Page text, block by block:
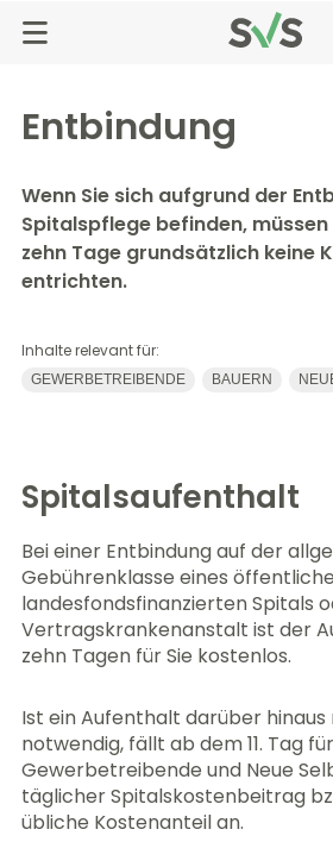
Seiteninhalt
springen
Navigation
springen
Startseite
Entbindung
Entbindung
Wenn Sie sich aufgrund der
Spitalspflege befinden,
zehn Tage grundsätzlich keine
entrichten.
Inhalte relevant für:
GEWERBETREIBENDE BAUERN
Spitalsaufenthalt
Bei einer Entbindung auf der
Gebührenklasse eines
landesfondsfinanzierten Spitals
Vertragskrankenanstalt ist der
zehn Tagen für Sie kostenlos.
Ist ein Aufenthalt darüber hinaus
notwendig, fällt ab dem 11. Tag für
Gewerbetreibende und Neue
täglicher Spitalskostenbeitrag
übliche Kostenanteil an.